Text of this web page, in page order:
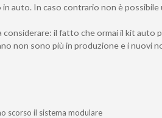
in auto. In caso contrario non è possibile
considerare: il fatto che ormai il kit auto
non sono più in produzione e i nuovi
scorso il sistema modulare